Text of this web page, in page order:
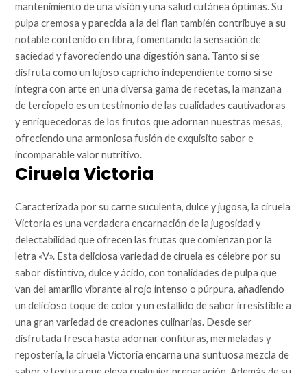
mantenimiento de una visión y una salud cutánea óptimas. Su
pulpa cremosa y parecida a la del flan también contribuye a su
notable contenido en fibra, fomentando la sensación de
saciedad y favoreciendo una digestión sana. Tanto si se
disfruta como un lujoso capricho independiente como si se
integra con arte en una diversa gama de recetas, la manzana
de terciopelo es un testimonio de las cualidades cautivadoras
y enriquecedoras de los frutos que adornan nuestras mesas,
ofreciendo una armoniosa fusión de exquisito sabor e
incomparable valor nutritivo.
Ciruela Victoria
Caracterizada por su carne suculenta, dulce y jugosa, la ciruela
Victoria es una verdadera encarnación de la jugosidad y
delectabilidad que ofrecen las frutas que comienzan por la
letra «V». Esta deliciosa variedad de ciruela es célebre por su
sabor distintivo, dulce y ácido, con tonalidades de pulpa que
van del amarillo vibrante al rojo intenso o púrpura, añadiendo
un delicioso toque de color y un estallido de sabor irresistible a
una gran variedad de creaciones culinarias. Desde ser
disfrutada fresca hasta adornar confituras, mermeladas y
repostería, la ciruela Victoria encarna una suntuosa mezcla de